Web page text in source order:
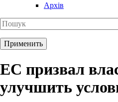
Архів
ЕС призвал
улучшить